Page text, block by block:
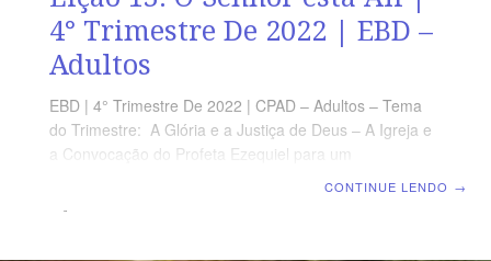
4° Trimestre De 2022 | EBD –
Adultos
EBD | 4° Trimestre De 2022 | CPAD – Adultos – Tema
do Trimestre: A Glória e a Justiça de Deus – A Igreja e
a Convocação do Profeta Ezequiel para um
CONTINUE LENDO →